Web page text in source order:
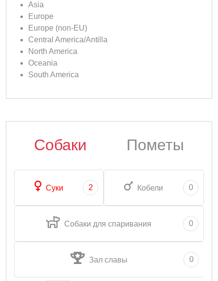
Asia
Europe
Europe (non-EU)
Central America/Antilla
North America
Oceania
South America
Собаки Пометы
Суки 2 Кобели 0
Собаки для спаривания 0
Зал славы 0